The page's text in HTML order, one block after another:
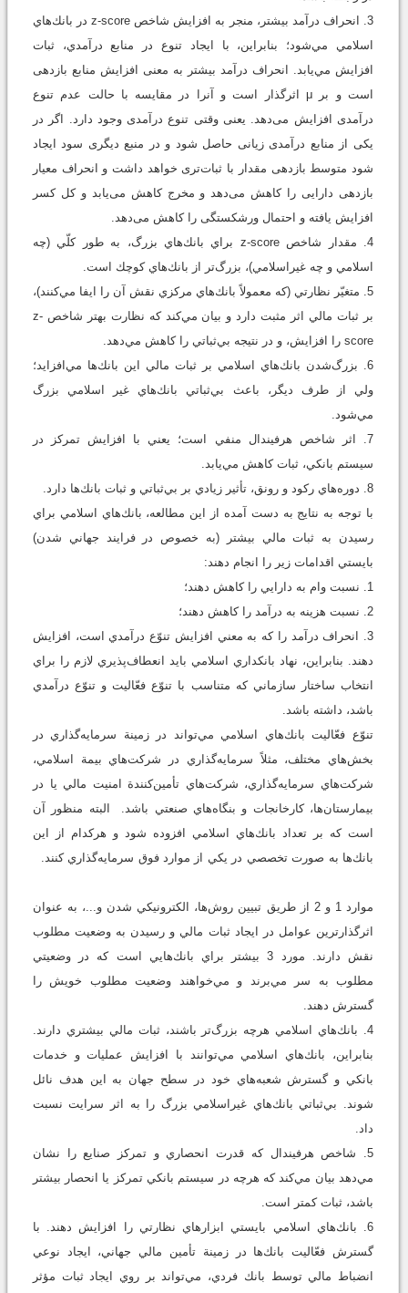
3. انحراف درآمد بيشتر، منجر به افزايش شاخص z-score در بانك‌هاي
اسلامي مي‌شود؛ بنابراين، با ايجاد تنوع در منابع درآمدي، ثبات
افزايش مي‌يابد. انحراف درآمد بیشتر به معنی افزایش منابع بازدهی
است و بر μ اثرگذار است و آنرا در مقایسه با حالت عدم تنوع
درآمدی افزایش می‌دهد. یعنی وقتی تنوع درآمدی وجود دارد. اگر در
یکی از منابع درآمدی زیانی حاصل شود و در منبع دیگری سود ایجاد
شود متوسط بازدهی مقدار با ثبات‌تری خواهد داشت و انحراف معیار
بازدهی دارایی را کاهش می‌دهد و مخرج کاهش می‌یابد و کل کسر
افزایش یافته و احتمال ورشکستگی را کاهش می‌دهد.
4. مقدار شاخص z-score براي بانك‌هاي بزرگ، به طور كلّي (چه
اسلامي و چه غيراسلامي)، بزرگ‌تر از بانك‌هاي كوچك است.
5. متغيّر نظارتي (كه معمولاً بانك‌هاي مركزي نقش آن را ايفا مي‌كنند)،
بر ثبات مالي اثر مثبت دارد و بيان مي‌كند كه نظارت بهتر شاخص z-
score را افزايش، و در نتيجه بي‌ثباتي را كاهش مي‌دهد.
6. بزرگ‌‌شدن بانك‌هاي اسلامي بر ثبات مالي اين بانك‌ها مي‌افزايد؛
ولي از طرف ديگر، باعث بي‌ثباتي بانك‌هاي غير اسلامي بزرگ
مي‌شود.
7. اثر شاخص هرفيندال منفي است؛ يعني با افزايش تمركز در
سيستم بانكي، ثبات كاهش مي‌يابد.
8. دوره‌هاي ركود و رونق، تأثير زيادي بر‌ بي‌ثباتي و ثبات بانك‌ها دارد.
با توجه به نتايج به دست آمده از اين مطالعه، بانك‌هاي اسلامي براي
رسيدن به ثبات مالي بيشتر (به خصوص در فرايند جهاني شدن)
بايستي اقدامات زير را انجام دهند:
1. نسبت وام به دارايي را كاهش دهند؛
2. نسبت هزينه به درآمد را كاهش دهند؛
3. انحراف درآمد را كه به معني افزايش تنوّع درآمدي است، افزايش
دهند. بنابراين، نهاد بانكداري اسلامي بايد انعطاف‌پذيري لازم را براي
انتخاب ساختار سازماني كه متناسب با تنوّع فعّاليت و تنوّع درآمدي
باشد، داشته باشد.
تنوّع فعّاليت بانك‌هاي اسلامي مي‌تواند در زمينة سرمايه‌گذاري در
بخش‌هاي مختلف، مثلاً سرمايه‌گذاري در شركت‌هاي بيمة اسلامي،
شركت‌هاي سرمايه‌گذاري، شركت‌هاي تأمين‌كنندة امنيت مالي يا در
بيمارستان‌ها، كارخانجات و بنگاه‌هاي صنعتي باشد. البته منظور آن
است كه بر تعداد بانك‌هاي اسلامي افزوده شود و هركدام از اين
بانك‌ها به صورت تخصصي در يكي از موارد فوق سرمايه‌گذاري كنند.
موارد 1 و 2 از طريق تبيين روش‌ها، الكترونيكي شدن و...، به عنوان
اثرگذارترين عوامل در ايجاد ثبات مالي و رسيدن به وضعيت مطلوب
نقش دارند. مورد 3 بيشتر براي بانك‌هايي است كه در وضعيتي
مطلوب به سر مي‌برند و مي‌خواهند وضعيت مطلوب خويش را
گسترش دهند.
4. بانك‌هاي اسلامي هرچه بزرگ‌تر باشند، ثبات مالي بيشتري دارند.
بنابراين، بانك‌هاي اسلامي مي‌توانند با افزايش عمليات و خدمات
بانكي و گسترش شعبه‌هاي خود در سطح جهان به اين هدف نائل
شوند. بي‌ثباتي بانك‌هاي غيراسلامي بزرگ را به اثر سرايت نسبت
داد.
5. شاخص هرفيندال كه قدرت انحصاري و تمركز صنايع را نشان
مي‌دهد بيان مي‌كند كه هرچه در سيستم بانكي تمركز يا انحصار بيشتر
باشد، ثبات كمتر است.
6. بانك‌هاي اسلامي بايستي ابزارهاي نظارتي را افزايش دهند. با
گسترش فعّاليت بانك‌ها در زمينة تأمين مالي جهاني، ايجاد نوعي
انضباط مالي توسط بانك فردي، مي‌تواند بر روي ايجاد ثبات مؤثر